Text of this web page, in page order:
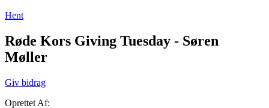
Hent
Røde Kors Giving Tuesday - Søren
Møller
Giv bidrag
Oprettet Af: